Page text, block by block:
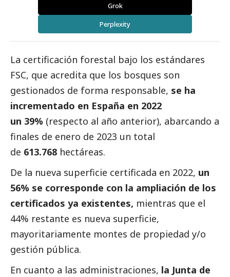
Grok
Perplexity
La certificación forestal bajo los estándares
FSC, que acredita que los bosques son
gestionados de forma responsable, se ha
incrementado en España en 2022
un 39% (respecto al año anterior), abarcando a
finales de enero de 2023 un total
de 613.768 hectáreas.
De la nueva superficie certificada en 2022, un
56% se corresponde con la ampliación de los
certificados ya existentes, mientras que el
44% restante es nueva superficie,
mayoritariamente montes de propiedad y/o
gestión pública.
En cuanto a las administraciones, la Junta de